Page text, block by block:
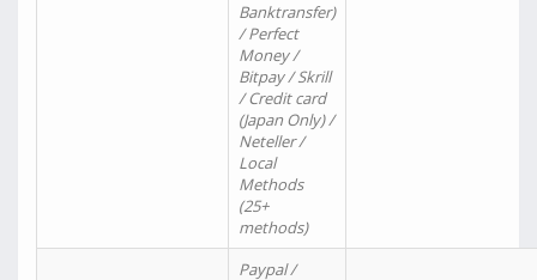
Banktransfer)
/ Perfect
Money /
Bitpay / Skrill
/ Credit card
(Japan Only) /
Neteller /
Local
Methods
(25+
methods)
Paypal /